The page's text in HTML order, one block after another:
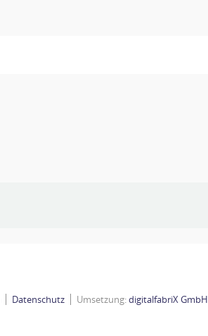
Datenschutz Umsetzung:digitalfabriX GmbH